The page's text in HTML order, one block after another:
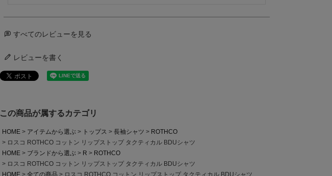
すべてのレビューを見る
レビューを書く
この商品が属するカテゴリ
HOME アイテムから選ぶ トップス 長袖シャツ
ROTHCO
ロスコ ROTHCO コットン リップストップ タクティカル BDUシャツ
HOME
ブランドから選ぶ R
ROTHCO
ロスコ ROTHCO コットン リップストップ タクティカル BDUシャツ
HOME
全ての商品 ロスコ ROTHCO コットン リップストップ タクティカル BDUシャツ